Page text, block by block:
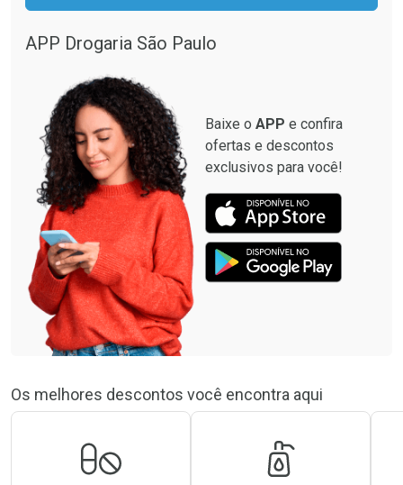
APP Drogaria São Paulo
Baixe o APP e confira
ofertas e descontos
exclusivos para você!
Os melhores descontos você encontra aqui